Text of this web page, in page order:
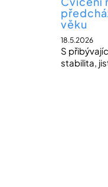
věku
18.5.2026
S
stabilita,